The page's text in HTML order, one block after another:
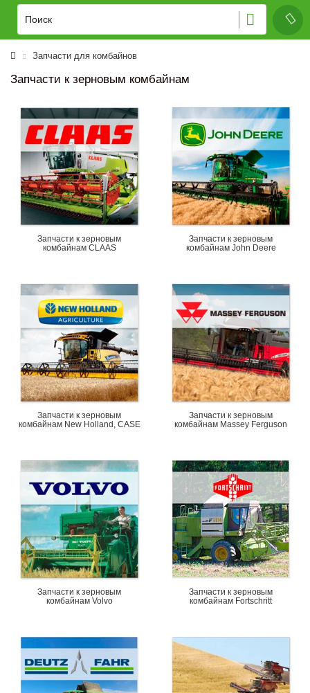
Запчасти для комбайнов
Запчасти к зерновым комбайнам
Запчасти к зерновым
комбайнам CLAAS
Запчасти к зерновым
комбайнам John Deere
Запчасти к зерновым
комбайнам New Holland, CASE
Запчасти к зерновым
комбайнам Massey Ferguson
Запчасти к зерновым
комбайнам Volvo
Запчасти к зерновым
комбайнам Fortschritt